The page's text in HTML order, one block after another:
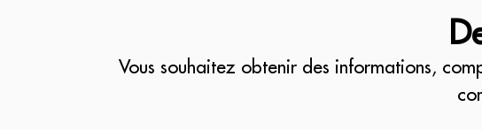
Vous souhaitez obtenir des informations,